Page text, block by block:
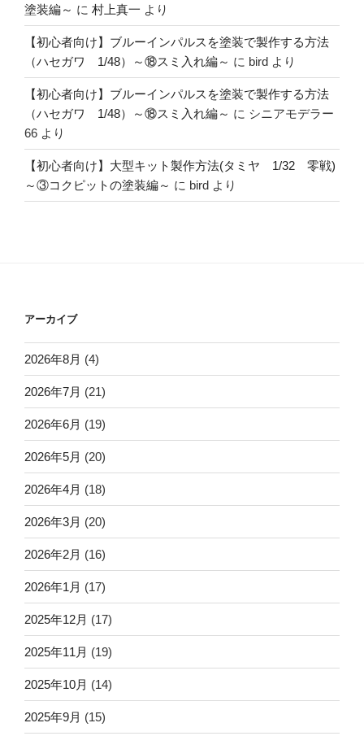
塗装編～ に 村上真一 より
【初心者向け】ブルーインパルスを塗装で製作する方法
（ハセガワ 1/48）～⑱スミ入れ編～ に bird より
【初心者向け】ブルーインパルスを塗装で製作する方法
（ハセガワ 1/48）～⑱スミ入れ編～ に シニアモデラー
66 より
【初心者向け】大型キット製作方法(タミヤ 1/32 零戦)
～③コクピットの塗装編～ に bird より
アーカイブ
2026年8月 (4)
2026年7月 (21)
2026年6月 (19)
2026年5月 (20)
2026年4月 (18)
2026年3月 (20)
2026年2月 (16)
2026年1月 (17)
2025年12月 (17)
2025年11月 (19)
2025年10月 (14)
2025年9月 (15)